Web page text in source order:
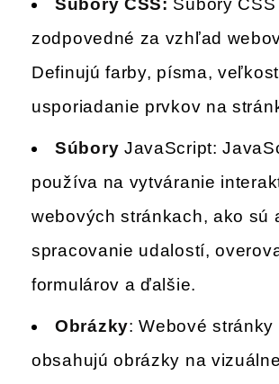
Súbory CSS: Súbory CSS
zodpovedné za vzhľad
Definujú farby, písma,
usporiadanie prvkov na
Súbory JavaScript:
používa na vytváranie
webových stránkach, ako sú
spracovanie udalostí,
formulárov a ďalšie.
Obrázky: Webové stránky
obsahujú obrázky na